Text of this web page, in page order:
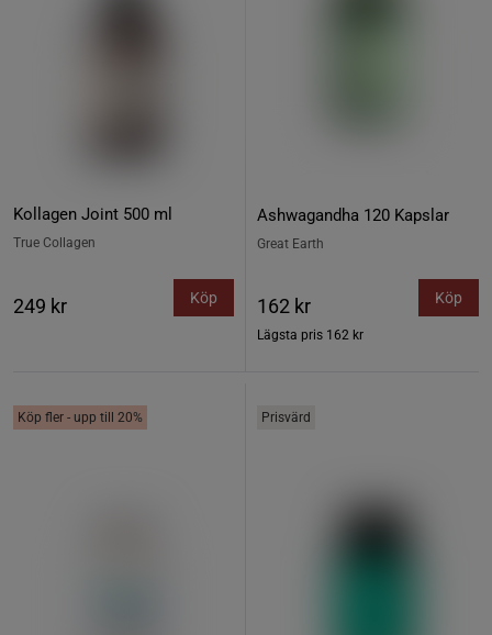
Kollagen Joint 500 ml
True Collagen
249 kr Köp
Ashwagandha 120 Kapslar
Great Earth
162 kr
Lägsta pris 162 kr
Köp
Köp fler - upp till 20% Prisvärd